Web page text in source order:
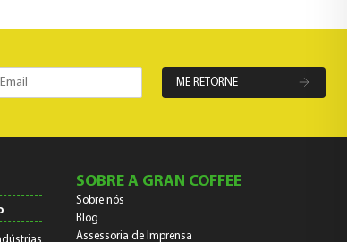
ME RETORNE
SOBRE A GRAN COFFEE
Sobre nós
Blog
Assessoria de Imprensa